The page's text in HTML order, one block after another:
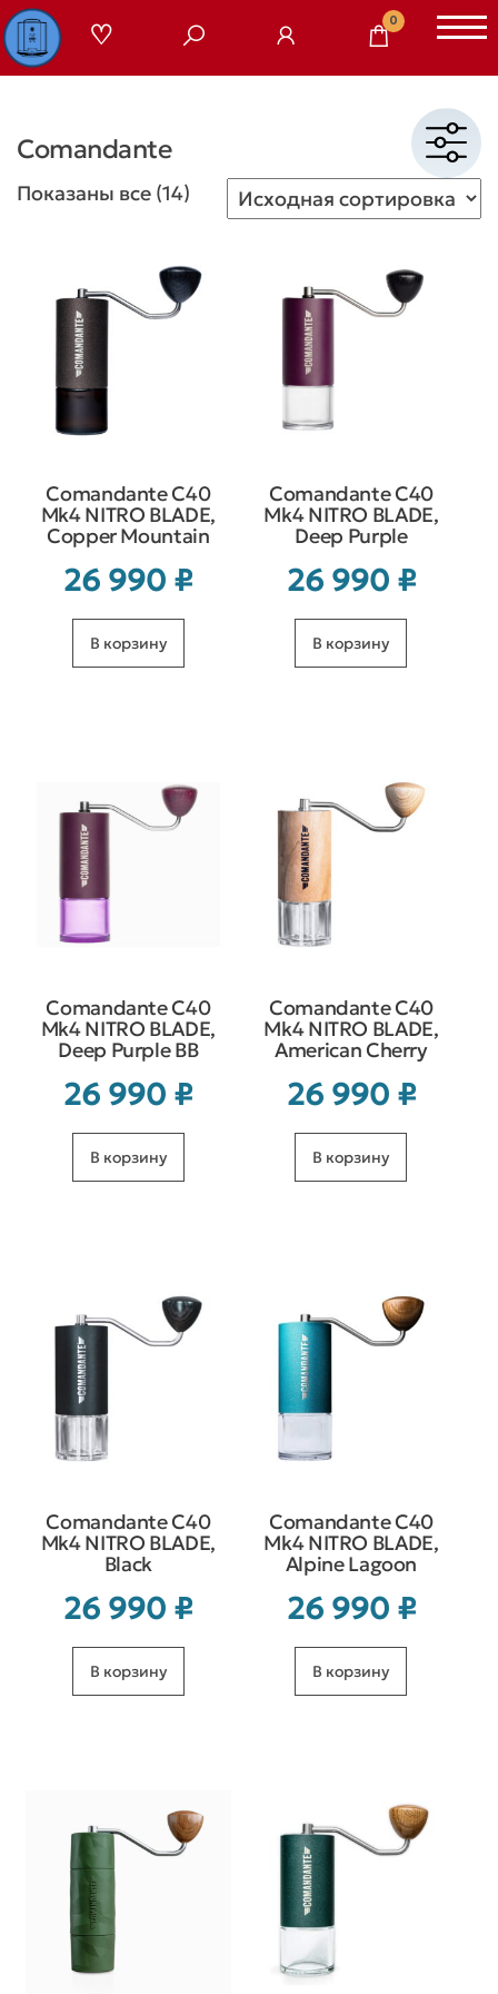
Перейти
к
содержимому
0
Comandante
Показаны все (14)
Comandante C40
Mk4 NITRO BLADE,
Copper Mountain
26 990 ₽
В корзину
Comandante C40
Mk4 NITRO BLADE,
Deep Purple
26 990 ₽
В корзину
Comandante C40
Mk4 NITRO BLADE,
Deep Purple BB
26 990 ₽
В корзину
Comandante C40
Mk4 NITRO BLADE,
American Cherry
26 990 ₽
В корзину
Comandante C40
Mk4 NITRO BLADE,
Black
26 990 ₽
В корзину
Comandante C40
Mk4 NITRO BLADE,
Alpine Lagoon
26 990 ₽
В корзину